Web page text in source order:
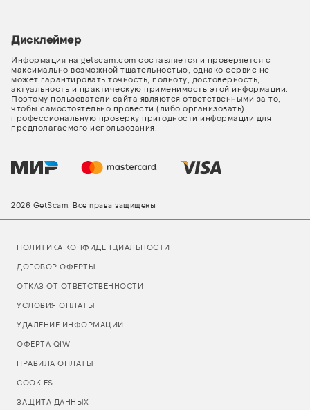
Дисклеймер
Информация на getscam.com составляется и проверяется с
максимально возможной тщательностью, однако сервис не
может гарантировать точность, полноту, достоверность,
актуальность и практическую применимость этой информации.
Поэтому пользователи сайта являются ответственными за то,
чтобы самостоятельно провести (либо организовать)
профессиональную проверку пригодности информации для
предполагаемого использования.
2026 GetScam. Все права защищены
ПОЛИТИКА КОНФИДЕНЦИАЛЬНОСТИ
ДОГОВОР ОФЕРТЫ
ОТКАЗ ОТ ОТВЕТСТВЕННОСТИ
УСЛОВИЯ ОПЛАТЫ
УДАЛЕНИЕ ИНФОРМАЦИИ
ОФЕРТА QIWI
ПРАВИЛА ОПЛАТЫ
COOKIES
ЗАЩИТА ДАННЫХ